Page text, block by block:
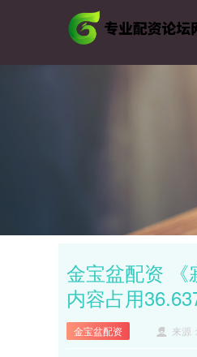
金宝盆配资 《
内容占用
金宝盆配资 来源